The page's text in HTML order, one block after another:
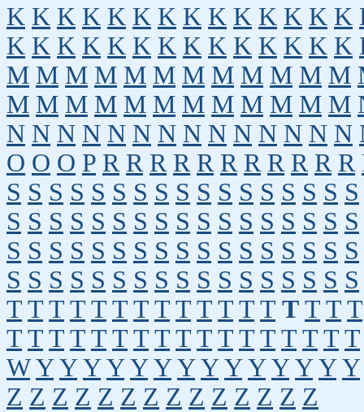
K K K K K K K K K K K K K K
K K K K K K K K K K K K K K
M M M M M M M M M M M M
M M M M M M M M M M M M
N N N N N N N N N N N N N N
O O O P R R R R R R R R R R R
S S S S S S S S S S S S S S S S S
S S S S S S S S S S S S S S S S S
S S S S S S S S S S S S S S S S S
S S S S S S S S S S S S S S S S S
T T T T T T T T T T T T T T T T T
T T T T T T T T T T T T T T T T T
W Y Y Y Y Y Y Y Y Y Y Y Y Y Y
Z Z Z Z Z Z Z Z Z Z Z Z Z Z